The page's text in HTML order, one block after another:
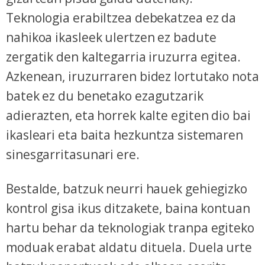
Teknologia erabiltzea debekatzea ez da
nahikoa ikasleek ulertzen ez badute
zergatik den kaltegarria iruzurra egitea.
Azkenean, iruzurraren bidez lortutako nota
batek ez du benetako ezagutzarik
adierazten, eta horrek kalte egiten dio bai
ikasleari eta baita hezkuntza sistemaren
sinesgarritasunari ere.
Bestalde, batzuk neurri hauek gehiegizko
kontrol gisa ikus ditzakete, baina kontuan
hartu behar da teknologiak tranpa egiteko
moduak erabat aldatu dituela. Duela urte